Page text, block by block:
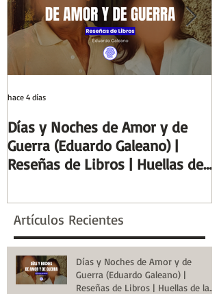
Días y Noches de Amor y de
Guerra (Eduardo Galeano) |
Reseñas de Libros | Huellas de
hace 4 días
Artículos Recientes
Días y Noches de Amor y de
Guerra (Eduardo Galeano) |
Reseñas de Libros | Huellas de la